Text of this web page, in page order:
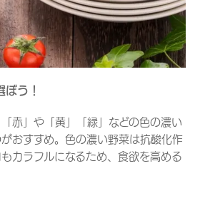
う！
赤」や「黄」「緑」などの色の濃い
おすすめ。色の濃い野菜は抗酸化作
カラフルになるため、食欲を高める